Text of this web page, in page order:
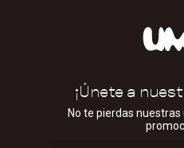
¡Únete a
No te pierdas